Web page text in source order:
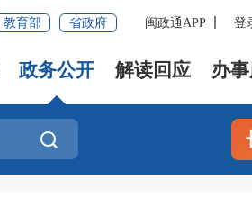
教育部 省政府 闽政通APP 登
政务公开 解读回应 办